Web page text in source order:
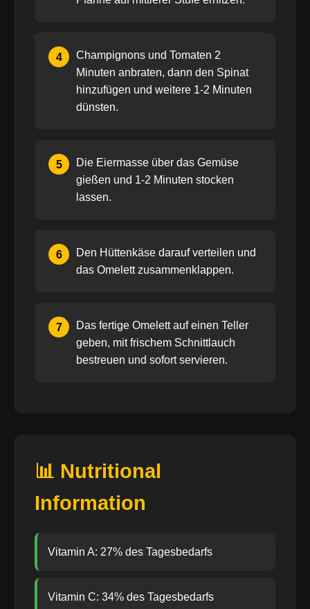
4
Champignons und Tomaten 2
Minuten anbraten, dann den Spinat
hinzufügen und weitere 1-2 Minuten
dünsten.
5
Die Eiermasse über das Gemüse
gießen und 1-2 Minuten stocken
lassen.
6
Den Hüttenkäse darauf verteilen und
das Omelett zusammenklappen.
7
Das fertige Omelett auf einen Teller
geben, mit frischem Schnittlauch
bestreuen und sofort servieren.
📊 Nutritional
Information
Vitamin A: 27% des Tagesbedarfs
Vitamin C: 34% des Tagesbedarfs